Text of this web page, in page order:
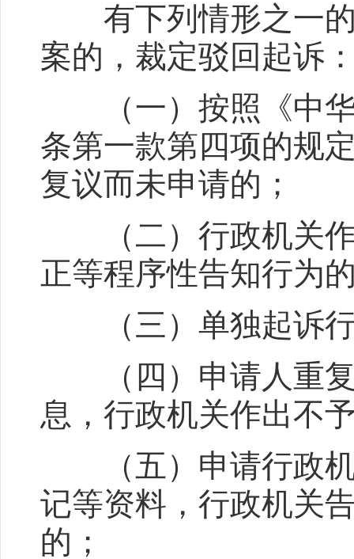
有下列情形之一的
案的，裁定驳回起诉
（一）按照《中华
条第一款第四项的规
复议而未申请的；
（二）行政机关作
正等程序性告知行为
（三）单独起诉行
（四）申请人重复
息，行政机关作出不
（五）申请行政机
记等资料，行政机关
的；